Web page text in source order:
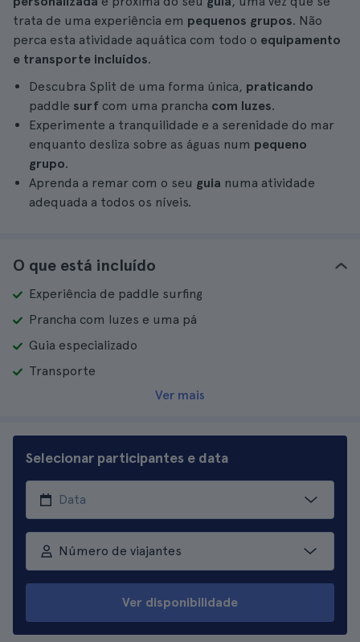
trata de uma experiência em pequenos grupos. Não
perca esta atividade aquática com todo o equipamento
e transporte incluídos.
Descubra Split de uma forma única, praticando
paddle surf com uma prancha com luzes.
Experimente a tranquilidade e a serenidade do mar
enquanto desliza sobre as águas num pequeno
grupo.
Aprenda a remar com o seu guia numa atividade
adequada a todos os níveis.
O que está incluído
Experiência de paddle surfing
Prancha com luzes e uma pá
Guia especializado
Transporte
Ver mais
Selecionar participantes e data
Número de viajantes
Ver disponibilidade